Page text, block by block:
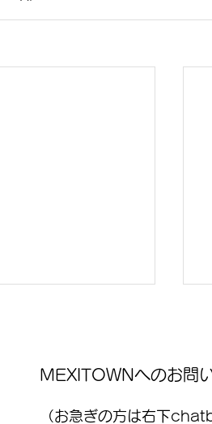
MEXITOWNへのお問
（お急ぎの方は右下